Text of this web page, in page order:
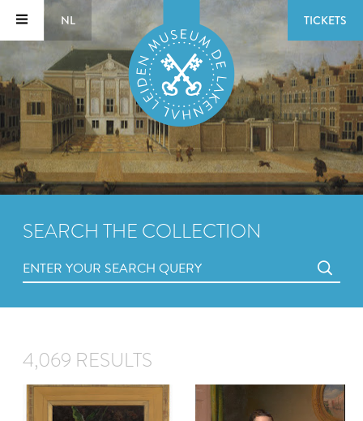
NL TICKETS
SEARCH THE COLLECTION
4,069 RESULTS